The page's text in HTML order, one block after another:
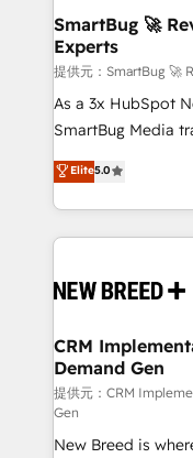
We are built for the
を、CRMを軸とし
思決定者・PMO・現
HubSpot導入・活
GTMの見える化・
タ品質設計、グル
の一部をAIが自律
Breeze・Claude等
革を、構想から実
の統合・浸透・変革管理
計・構築：リード
計・導線設計・テ
提供。 ▸ 既存CRM
Marketo・Pardot
SmartBug 🚀
Experts
提供元：SmartBug 🚀
As a 3x HubSpot
SmartBug Media
into a revenue
includes
Software) and
making this the
and system
trainers to drive
Generation - Full-funnel marketing and high-
performance
Expert deployment
to automate growth. 🏆 Elite Excellence - 8
Elite5.0
CRM
Demand Gen
提供元：CRM
Gen
New Breed is